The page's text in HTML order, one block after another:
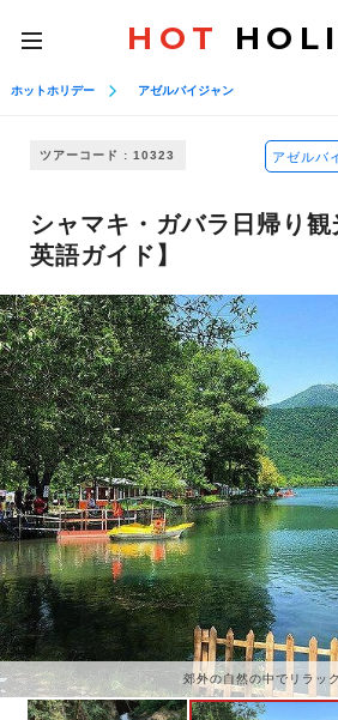
toggle
navigation
HOT
ホットホリデー アゼルバイジャン
ツアーコード : 10323 アゼルバ
シャマキ・ガバラ日帰り
英語ガイド】
郊外の自然の中でリラッ